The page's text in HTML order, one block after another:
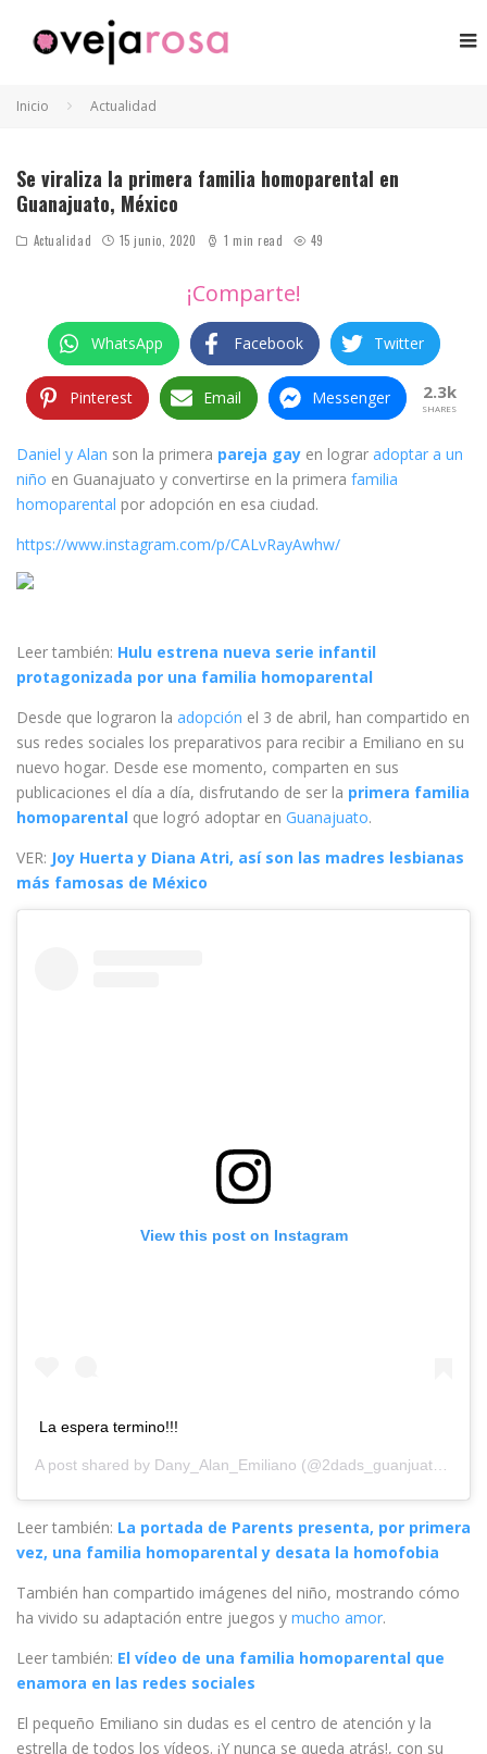
Inicio Actualidad
Se viraliza la primera familia homoparental en
Guanajuato, México
Actualidad 15 junio, 2020 1 min read 49
¡Comparte!
WhatsApp Facebook Twitter
Pinterest Email Messenger 2.3k
SHARES
Daniel y Alan son la primera pareja gay en lograr adoptar a un
niño en Guanajuato y convertirse en la primera familia
homoparental por adopción en esa ciudad.
https://www.instagram.com/p/CALvRayAwhw/
Leer también: Hulu estrena nueva serie infantil
protagonizada por una familia homoparental
Desde que lograron la adopción el 3 de abril, han compartido en
sus redes sociales los preparativos para recibir a Emiliano en su
nuevo hogar. Desde ese momento, comparten en sus
publicaciones el día a día, disfrutando de ser la primera familia
homoparental que logró adoptar en Guanajuato.
VER: Joy Huerta y Diana Atri, así son las madres lesbianas
más famosas de México
View this post on Instagram
La espera termino!!!
A post shared by Dany_Alan_Emiliano (@2dads_guanjuato_mx) on
Leer también: La portada de Parents presenta, por primera
vez, una familia homoparental y desata la homofobia
También han compartido imágenes del niño, mostrando cómo
ha vivido su adaptación entre juegos y mucho amor.
Leer también: El vídeo de una familia homoparental que
enamora en las redes sociales
El pequeño Emiliano sin dudas es el centro de atención y la
estrella de todos los vídeos. ¡Y nunca se queda atrás!, con su